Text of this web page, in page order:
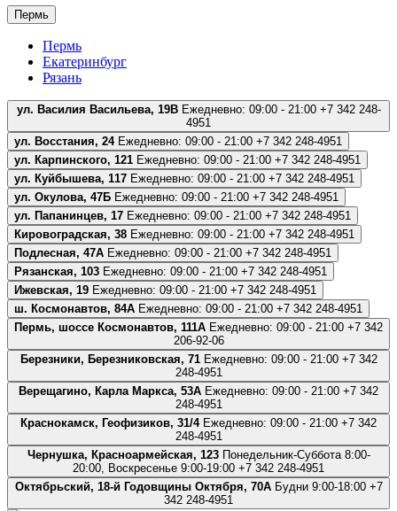
Пермь
Пермь
Екатеринбург
Рязань
ул. Василия Васильева, 19ВЕжедневно: 09:00 - 21:00+7 342 248-
4951
ул. Восстания, 24Ежедневно: 09:00 - 21:00 +7 342 248-4951
ул. Карпинского, 121 Ежедневно: 09:00 - 21:00 +7 342 248-4951
ул. Куйбышева, 117 Ежедневно: 09:00 - 21:00 +7 342 248-4951
ул. Окулова, 47Б Ежедневно: 09:00 - 21:00 +7 342 248-4951
ул. Папанинцев, 17 Ежедневно: 09:00 - 21:00 +7 342 248-4951
Кировоградская, 38 Ежедневно: 09:00 - 21:00 +7 342 248-4951
Подлесная, 47А Ежедневно: 09:00 - 21:00 +7 342 248-4951
Рязанская, 103 Ежедневно: 09:00 - 21:00 +7 342 248-4951
Ижевская, 19 Ежедневно: 09:00 - 21:00 +7 342 248-4951
ш. Космонавтов, 84А Ежедневно: 09:00 - 21:00 +7 342 248-4951
Пермь, шоссе Космонавтов, 111А Ежедневно: 09:00 - 21:00 +7 342
206-92-06
Березники, Березниковская, 71Ежедневно: 09:00 - 21:00+7 342
248-4951
Верещагино, Карла Маркса, 53А Ежедневно: 09:00 - 21:00 +7 342
248-4951
Краснокамск, Геофизиков, 31/4Ежедневно: 09:00 - 21:00 +7 342
248-4951
Чернушка, Красноармейская, 123Понедельник-Суббота 8:00-
20:00, Воскресенье 9:00-19:00 +7 342 248-4951
Октябрьский, 18-й Годовщины Октября, 70АБудни 9:00-18:00+7
342 248-4951